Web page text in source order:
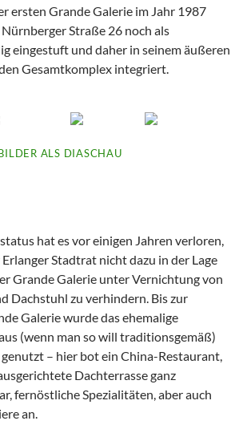
ersten Grande Galerie im Jahr 1987
Straße 26 noch als
eingestuft und daher in seinem äußeren
Gesamtkomplex integriert.
ALS DIASCHAU
hat es vor einigen Jahren verloren,
Stadtrat nicht dazu in der Lage
Grande Galerie unter Vernichtung von
Dachstuhl zu verhindern. Bis zur
Galerie wurde das ehemalige
(wenn man so will traditionsgemäß)
– hier bot ein China-Restaurant,
Dachterrasse ganz
fernöstliche Spezialitäten, aber auch
an.